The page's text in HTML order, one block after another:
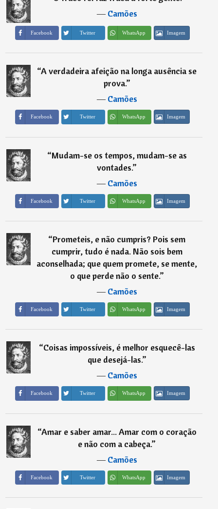
―Camões
Facebook Twitter WhatsApp Imagem
“A verdadeira afeição na longa ausência se
prova.”
―Camões
Facebook Twitter WhatsApp Imagem
“Mudam-se os tempos, mudam-se as
vontades.”
―Camões
Facebook Twitter WhatsApp Imagem
“Prometeis, e não cumpris? Pois sem
cumprir, tudo é nada. Não sois bem
aconselhada; que quem promete, se mente,
o que perde não o sente.”
―Camões
Facebook Twitter WhatsApp Imagem
“Coisas impossíveis, é melhor esquecê-las
que desejá-las.”
―Camões
Facebook Twitter WhatsApp Imagem
“Amar e saber amar... Amar com o coração
e não com a cabeça.”
―Camões
Facebook Twitter WhatsApp Imagem